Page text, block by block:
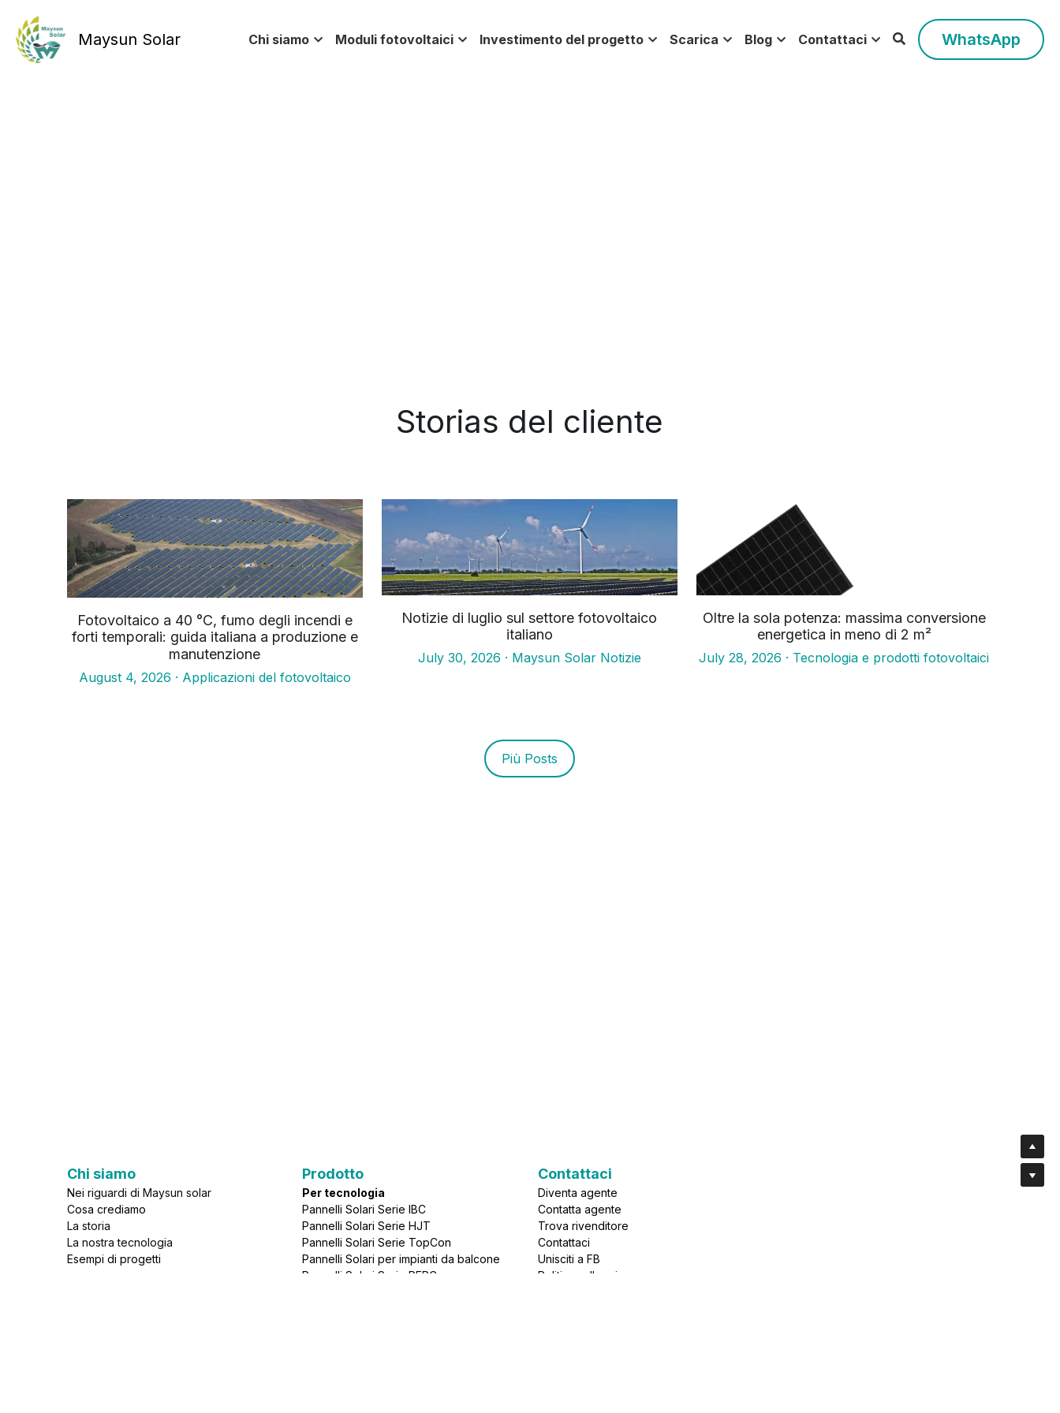
Maysun Solar Chi siamo Moduli fotovoltaici Investimento del progetto Scarica Blog Contattaci WhatsApp
Storias del cliente
Fotovoltaico a 40 °C, fumo degli incendi e
forti temporali: guida italiana a produzione e
manutenzione
4 agosto 2026· Applicazioni del fotovoltaico
Notizie di luglio sul settore fotovoltaico
italiano
30 luglio 2026 · Maysun Solar Notizie
Oltre la sola potenza: massima conversione
energetica in meno di 2 m²
28 luglio 2026 ·Tecnologia e prodotti fotovoltaici
Chi siamo
Nei riguardi di Maysun solar
Cosa crediamo
La storia
La nostra tecnologia
Esempi di progetti
Prodotto
Per tecnologia
Pannelli Solari Serie IBC
Pannelli Solari Serie HJT
Pannelli Solari Serie TopCon
Pannelli Solari per impianti da balcone
Pannelli Solari Serie PERC
Contattaci
Diventa agente
Contatta agente
Trova rivenditore
Contattaci
Unisciti a FB
Politica sulla privacy